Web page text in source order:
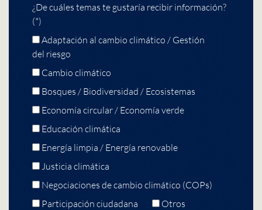
¿De cuáles temas te gustaría recibir información?
(*)
Adaptación al cambio climático / Gestión
del riesgo
Cambio climático
Bosques / Biodiversidad / Ecosistemas
Economía circular / Economía verde
Educación climática
Energía limpia / Energía renovable
Justicia climática
Negociaciones de cambio climático (COPs)
Participación ciudadana
Otros